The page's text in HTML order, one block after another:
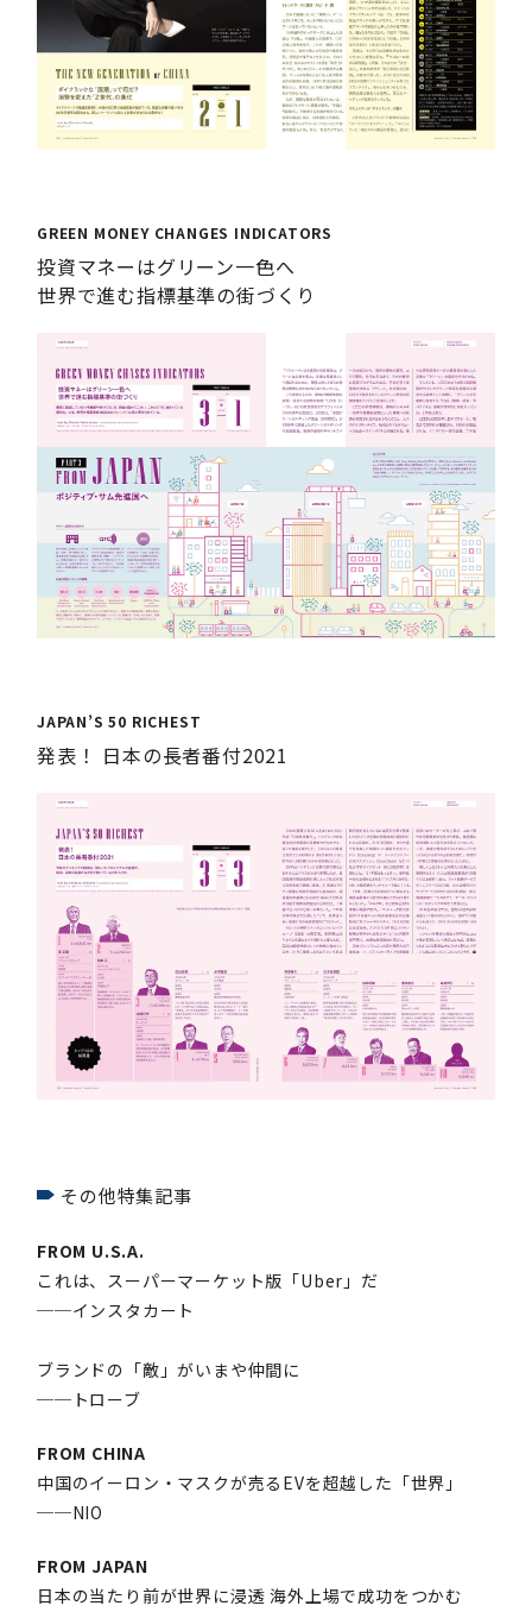
GREEN MONEY CHANGES INDICATORS
投資マネーはグリーン一色へ
世界で進む指標基準の街づくり
JAPAN’S 50 RICHEST
発表！ 日本の長者番付2021
その他特集記事
FROM U.S.A.
これは、スーパーマーケット版「Uber」だ
──インスタカート
ブランドの「敵」がいまや仲間に
──トローブ
FROM CHINA
中国のイーロン・マスクが売るEVを超越した「世界」
──NIO
FROM JAPAN
日本の当たり前が世界に浸透 海外上場で成功をつかむ